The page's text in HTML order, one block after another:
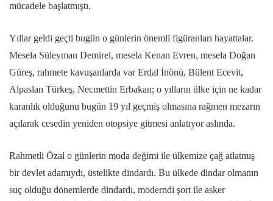
mücadele başlatmıştı.
Yıllar geldi geçti bugün o günlerin önemli figüranları hayattalar.
Mesela Süleyman Demirel, mesela Kenan Evren, mesela Doğan
Güreş, rahmete kavuşanlarda var Erdal İnönü, Bülent Ecevit,
Alpaslan Türkeş, Necmettin Erbakan; o yılların ülke için ne kadar
karanlık olduğunu bugün 19 yıl geçmiş olmasına rağmen mezarın
açılarak cesedin yeniden otopsiye gitmesi anlatıyor aslında.
Rahmetli Özal o günlerin moda değimi ile ülkemize çağ atlatmış
bir devlet adamıydı, üstelikte dindardı. Bu ülkede dindar olmanın
suç olduğu dönemlerde dindardı, moderndi şort ile asker